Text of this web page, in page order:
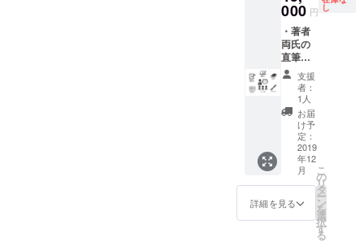
は、完
成次第
お届け
いたし
ます
（2020
年3月末
まで
に、新
品を桐
箱に入
れて発
送する
予定で
ご希望
のクレ
ジット
名をご
記入く
ださ
い）。
※お届
けは、
2019年
12月中
旬の予
定です
新品で
す。桐
有無を
選択で
きます
が、為
書き有
りの場
合は、
必ず備
考欄に
ご希望
のお名
前をご
記入く
ださ
※巻末
には、
ジット
部 ・著
者両氏
の直筆
サイン
著者
ふたり
が感謝
の意を
込めて
直筆で
書いた
お礼状
を複写
して、
ショー
ご招待
チケッ
ト1枚
・甲野
善紀氏
ご愛用
江崎義
巳氏製
作八角
棒手裏
剣1本
著者
ふたり
が感謝
の意を
000 円 し
・著者
両氏の
直筆お
礼状 ・
巻末お
名前ク
レジッ
ト ・書
籍5部
・著者
両氏の
直筆サ
イン ・
ご支援
者限定
支援
者：
1人
お届
け予
定：
2019
年12
月
詳細を見る
こ
の
リ
タ
ー
ン
を
選
択
す
る